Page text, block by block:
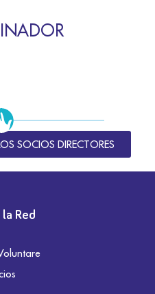
SOCIOS DIRECTORES
Red